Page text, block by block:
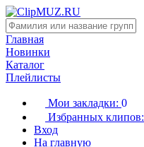
Главная
Новинки
Каталог
Плейлисты
Мои закладки: 0
Избранных клипов:
Вход
На главную